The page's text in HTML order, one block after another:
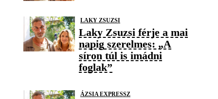
LAKY ZSUZSI
Laky Zsuzsi férje a mai
napig szerelmes: „A
síron túl is imádni
foglak”
ÁZSIA EXPRESSZ